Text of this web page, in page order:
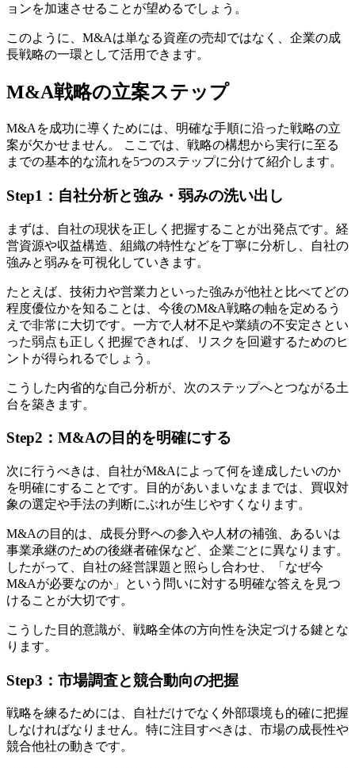
ョンを加速させることが望めるでしょう。
このように、M&Aは単なる資産の売却ではなく、企業の成
長戦略の一環として活用できます。
M&A戦略の立案ステップ
M&Aを成功に導くためには、明確な手順に沿った戦略の立
案が欠かせません。 ここでは、戦略の構想から実行に至る
までの基本的な流れを5つのステップに分けて紹介します。
Step1：自社分析と強み・弱みの洗い出し
まずは、自社の現状を正しく把握することが出発点です。経
営資源や収益構造、組織の特性などを丁寧に分析し、自社の
強みと弱みを可視化していきます。
たとえば、技術力や営業力といった強みが他社と比べてどの
程度優位かを知ることは、今後のM&A戦略の軸を定めるう
えで非常に大切です。一方で人材不足や業績の不安定さとい
った弱点も正しく把握できれば、リスクを回避するためのヒ
ントが得られるでしょう。
こうした内省的な自己分析が、次のステップへとつながる土
台を築きます。
Step2：M&Aの目的を明確にする
次に行うべきは、自社がM&Aによって何を達成したいのか
を明確にすることです。目的があいまいなままでは、買収対
象の選定や手法の判断にぶれが生じやすくなります。
M&Aの目的は、成長分野への参入や人材の補強、あるいは
事業承継のための後継者確保など、企業ごとに異なります。
したがって、自社の経営課題と照らし合わせ、「なぜ今
M&Aが必要なのか」という問いに対する明確な答えを見つ
けることが大切です。
こうした目的意識が、戦略全体の方向性を決定づける鍵とな
ります。
Step3：市場調査と競合動向の把握
戦略を練るためには、自社だけでなく外部環境も的確に把握
しなければなりません。特に注目すべきは、市場の成長性や
競合他社の動きです。